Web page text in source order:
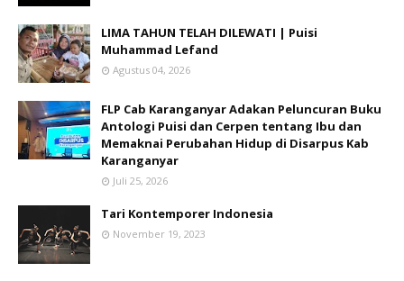
LIMA TAHUN TELAH DILEWATI | Puisi
Muhammad Lefand
Agustus 04, 2026
FLP Cab Karanganyar Adakan Peluncuran Buku
Antologi Puisi dan Cerpen tentang Ibu dan
Memaknai Perubahan Hidup di Disarpus Kab
Karanganyar
Juli 25, 2026
Tari Kontemporer Indonesia
November 19, 2023